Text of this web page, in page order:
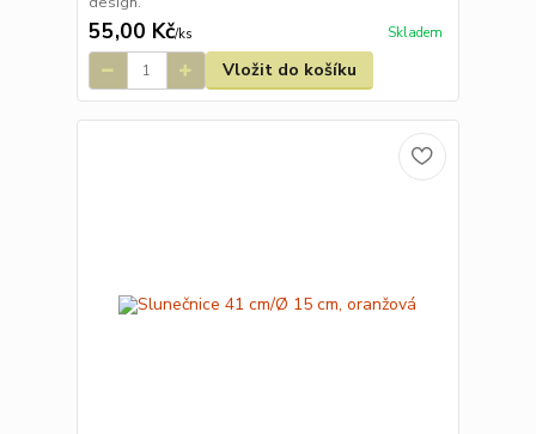
55,00 Kč/ks Skladem
Vložit do košíku